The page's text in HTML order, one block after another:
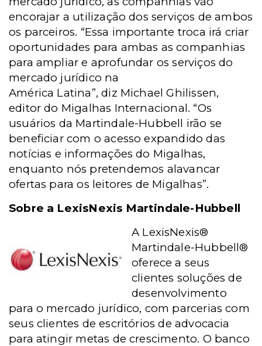
encorajar a utilização dos serviços de ambos
os parceiros. “Essa importante troca irá criar
oportunidades para ambas as companhias
para ampliar e aprofundar os serviços do
mercado jurídico na
América Latina”, diz Michael Ghilissen,
editor do Migalhas Internacional. “Os
usuários da Martindale-Hubbell irão se
beneficiar com o acesso expandido das
notícias e informações do Migalhas,
enquanto nós pretendemos alavancar
ofertas para os leitores de Migalhas”.
Sobre a LexisNexis Martindale-Hubbell
A LexisNexis®
Martindale-Hubbell®
oferece a seus
clientes soluções de
desenvolvimento
para o mercado jurídico, com parcerias com
seus clientes de escritórios de advocacia
para atingir metas de crescimento. O banco